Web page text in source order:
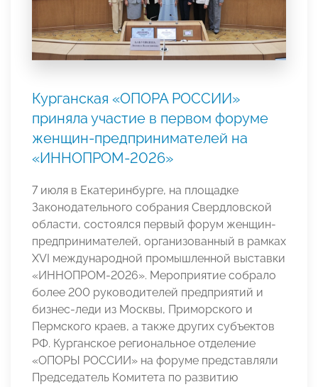
Курганская «ОПОРА РОССИИ»
приняла участие в первом форуме
женщин-предпринимателей на
«ИННОПРОМ-2026»
7 июля в Екатеринбурге, на площадке
Законодательного собрания Свердловской
области, состоялся первый форум женщин-
предпринимателей, организованный в рамках
XVI международной промышленной выставки
«ИННОПРОМ-2026». Мероприятие собрало
более 200 руководителей предприятий и
бизнес-леди из Москвы, Приморского и
Пермского краев, а также других субъектов
РФ. Курганское региональное отделение
«ОПОРЫ РОССИИ» на форуме представляли
Председатель Комитета по развитию